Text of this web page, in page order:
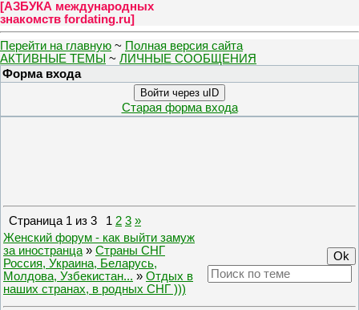
[АЗБУКА международных
знакомств fordating.ru]
Перейти на главную ~ Полная версия сайта
АКТИВНЫЕ ТЕМЫ ~ ЛИЧНЫЕ СООБЩЕНИЯ
Форма входа
Войти через uID
Старая форма входа
Страница 1 из 3 1 2 3 »
Женский форум - как выйти замуж
за иностранца » Страны СНГ
Россия, Украина, Беларусь,
Молдова, Узбекистан... » Отдых в
наших странах, в родных СНГ )))